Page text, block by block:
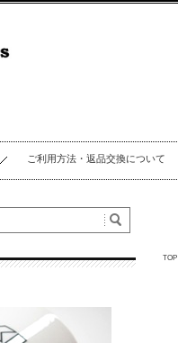
ご利用方法・返品交換について
TOP